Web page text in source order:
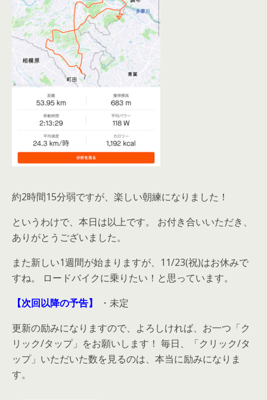
約2時間15分弱ですが、楽しい朝練になりました！
というわけで、本日は以上です。 お付き合いいただき、
ありがとうございました。
また新しい1週間が始まりますが、11/23(祝)はお休みで
すね。 ロードバイクに乗りたい！と思っています。
【次回以降の予告】
・未定
更新の励みになりますので、よろしければ、お一つ「ク
リック/タップ」をお願いします！ 毎日、「クリック/タ
ップ」いただいた数を見るのは、本当に励みになりま
す。